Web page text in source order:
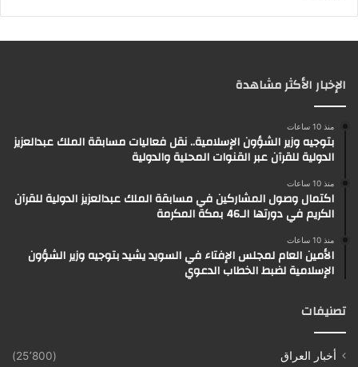
الإخبار الأكثر مشاهدة
منذ 10 ساعات
بتوجيه وزير الشؤون الإسلامية.. نقل فعاليات مسابقة الملك عبدالعزيز
الدولية للقرآن عبر القنوات المحلية والدولية
منذ 10 ساعات
اكتمال وصول المشاركين في مسابقة الملك عبدالعزيز الدولية للقرآن
الكريم في دورتها الـ46 بمكة المكرمة
منذ 10 ساعات
الأمين العام لمجلس الإفتاء في السويد يشيد بتوجيه وزير الشؤون
الإسلامية لضبط الخطاب الدعوي
تصنيفات
أخبار العراق
(25٬800)